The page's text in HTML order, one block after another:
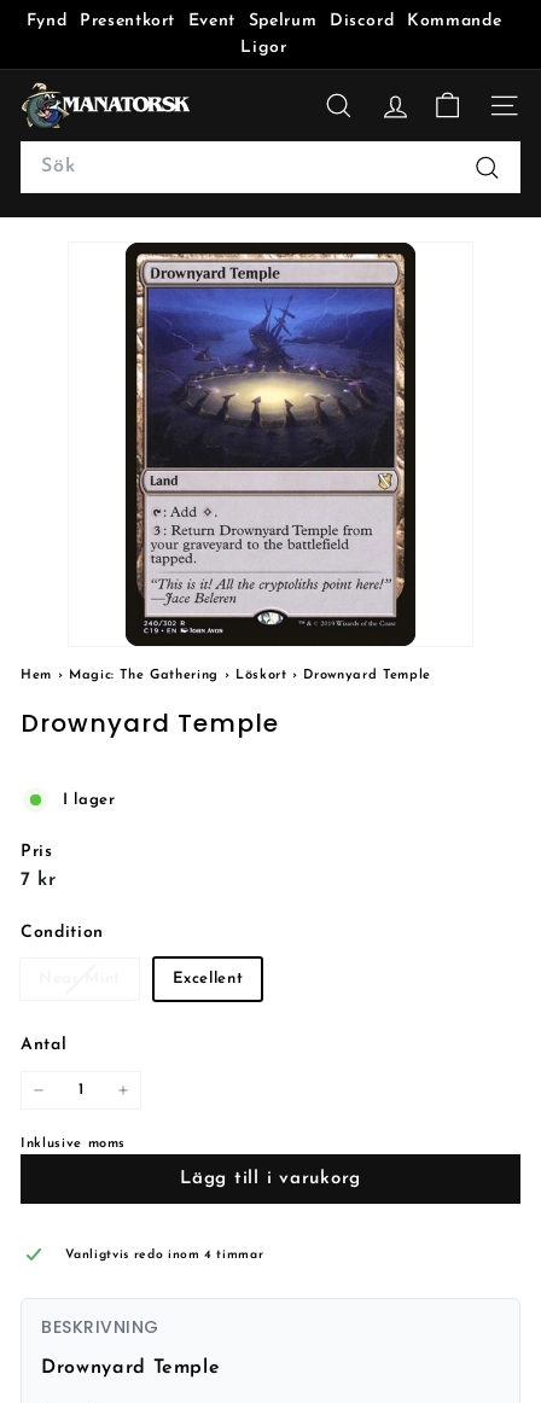
Fynd Presentkort Event Spelrum Discord
Kommande
Ligor
M
a
a
t
SÖK
Search
Sök
Hem › Magic: The Gathering › Löskort › Drownyard Temple
Drownyard Temple
I lager
Pris
Reguljärt
7 kr7
Condition
Excellent
Antal
Inklusive moms
Lägg till i varukorg
Vanligtvis redo inom 4 timmar
BESKRIVNING
Drownyard Temple